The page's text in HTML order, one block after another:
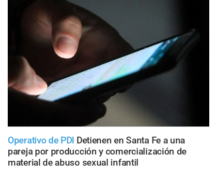
Operativo de PDI Detienen en Santa Fe a una
pareja por producción y comercialización de
material de abuso sexual infantil